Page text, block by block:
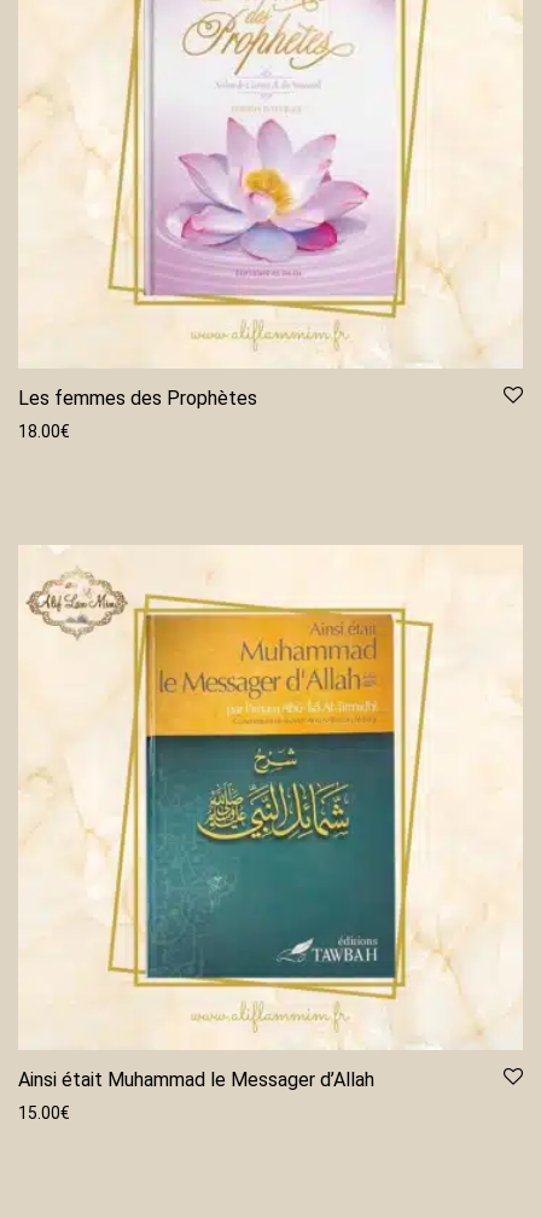
Les femmes des Prophètes
18.00€
Ainsi était Muhammad le Messager d’Allah
15.00€